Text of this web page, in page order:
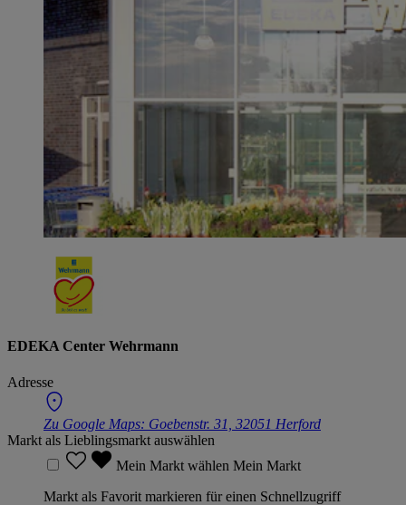
EDEKA Center Wehrmann
Adresse
Zu Google Maps: Goebenstr. 31, 32051 Herford
Markt als Lieblingsmarkt auswählen
Mein Markt wählen Mein Markt
Markt als Favorit markieren für einen Schnellzugriff